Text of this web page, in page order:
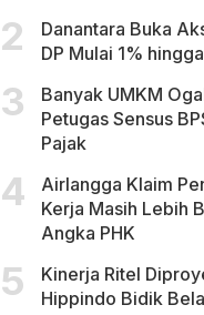
Danantara Buka
DP Mulai 1%
Banyak UMKM
Petugas Sensus
Pajak
Airlangga Klaim
Kerja Masih Lebih
Angka PHK
Kinerja Ritel
Hippindo Bidik